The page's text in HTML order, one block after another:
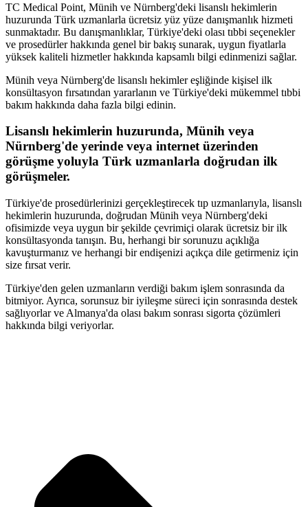
TC Medical Point, Münih ve Nürnberg'deki lisanslı hekimlerin
huzurunda Türk uzmanlarla ücretsiz yüz yüze danışmanlık hizmeti
sunmaktadır. Bu danışmanlıklar, Türkiye'deki olası tıbbi seçenekler
ve prosedürler hakkında genel bir bakış sunarak, uygun fiyatlarla
yüksek kaliteli hizmetler hakkında kapsamlı bilgi edinmenizi sağlar.
Münih veya Nürnberg'de lisanslı hekimler eşliğinde kişisel ilk
konsültasyon fırsatından yararlanın ve Türkiye'deki mükemmel tıbbi
bakım hakkında daha fazla bilgi edinin.
Lisanslı hekimlerin huzurunda, Münih veya
Nürnberg'de yerinde veya internet üzerinden
görüşme yoluyla Türk uzmanlarla doğrudan ilk
görüşmeler.
Türkiye'de prosedürlerinizi gerçekleştirecek tıp uzmanlarıyla, lisanslı
hekimlerin huzurunda, doğrudan Münih veya Nürnberg'deki
ofisimizde veya uygun bir şekilde çevrimiçi olarak ücretsiz bir ilk
konsültasyonda tanışın. Bu, herhangi bir sorunuzu açıklığa
kavuşturmanız ve herhangi bir endişenizi açıkça dile getirmeniz için
size fırsat verir.
Türkiye'den gelen uzmanların verdiği bakım işlem sonrasında da
bitmiyor. Ayrıca, sorunsuz bir iyileşme süreci için sonrasında destek
sağlıyorlar ve Almanya'da olası bakım sonrası sigorta çözümleri
hakkında bilgi veriyorlar.